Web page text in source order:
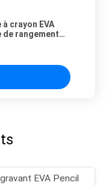
crayon EVA
de rangement
EVA Pencil